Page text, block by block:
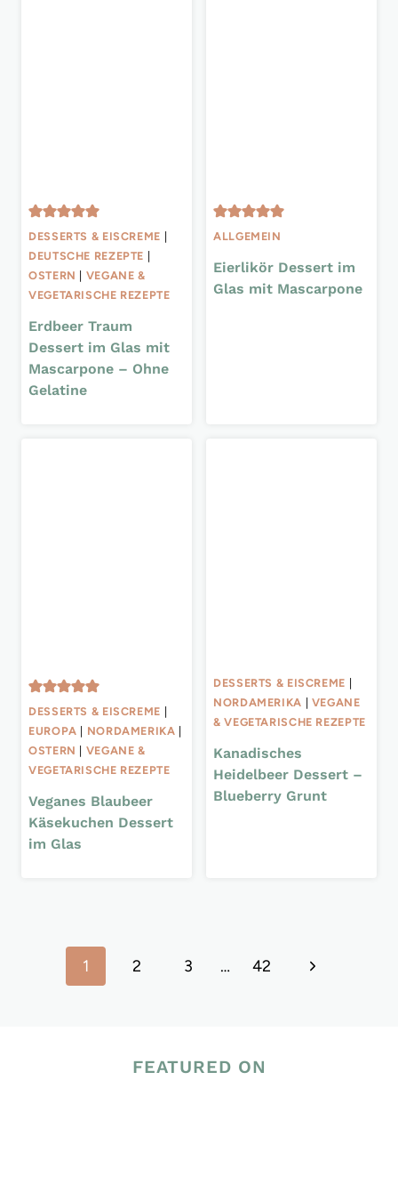
DESSERTS & EISCREME
DEUTSCHE REZEPTE
OSTERN
VEGANE &
VEGETARISCHE REZEPTE
Erdbeer Traum
Dessert im Glas mit
Mascarpone – Ohne
Gelatine
ALLGEMEIN
Eierlikör Dessert im
Glas mit Mascarpone
DESSERTS & EISCREME
EUROPA
NORDAMERIKA
OSTERN
VEGANE &
VEGETARISCHE REZEPTE
Veganes Blaubeer
Käsekuchen Dessert
im Glas
DESSERTS & EISCREME
NORDAMERIKA
VEGANE
& VEGETARISCHE REZEPTE
Kanadisches
Heidelbeer Dessert –
Blueberry Grunt
1 2 3 … 42
Nächste
FEATURED ON